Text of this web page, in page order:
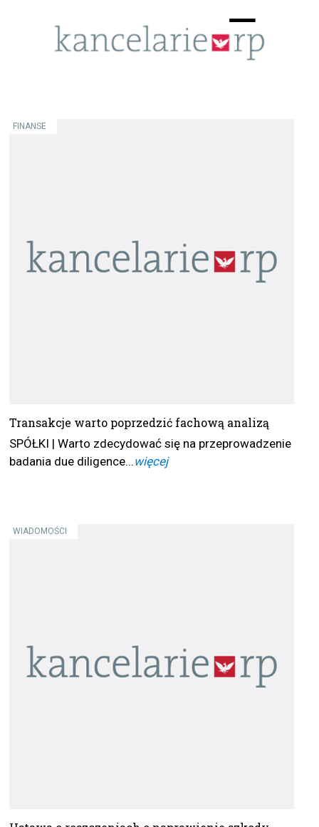
☰
FINANSE
Transakcje warto poprzedzić fachową analizą
SPÓŁKI | Warto zdecydować się na przeprowadzenie
badania due diligence...więcej
WIADOMOŚCI